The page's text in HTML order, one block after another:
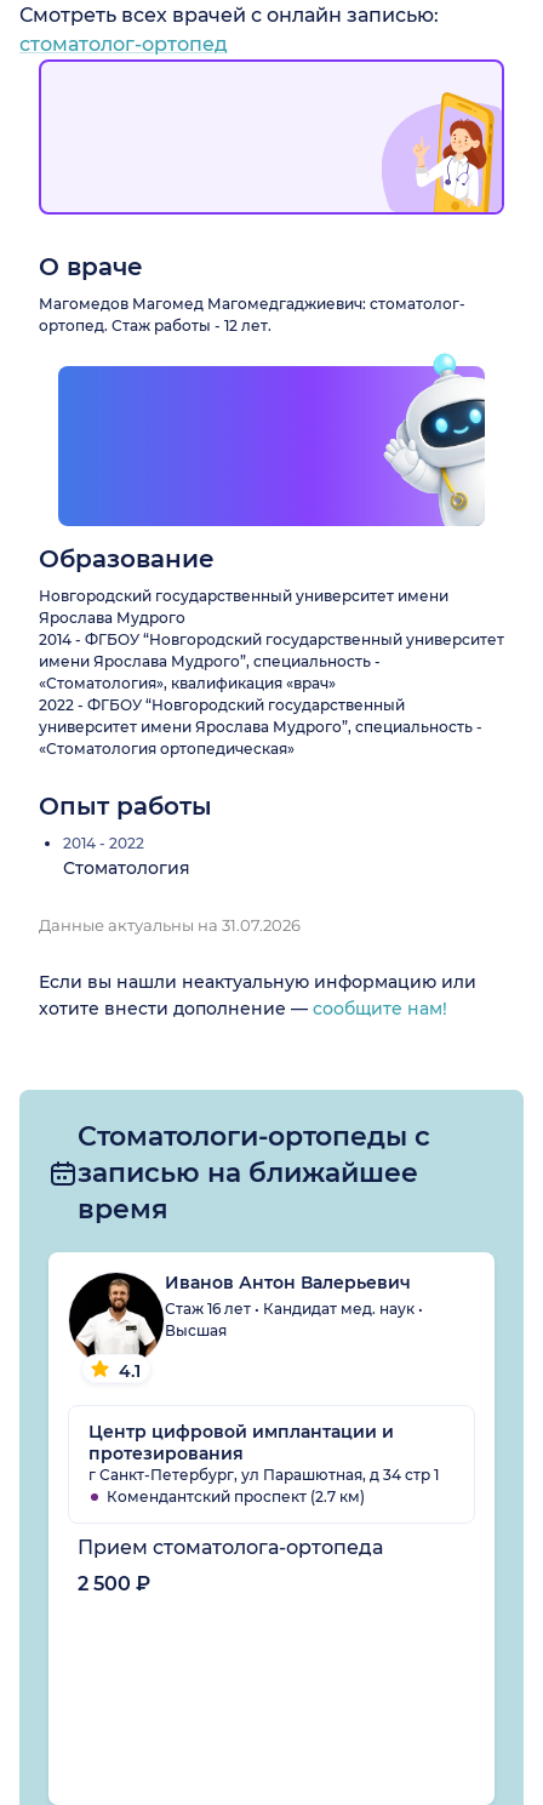
Смотреть всех врачей с онлайн записью:
стоматолог-ортопед
О враче
Магомедов Магомед Магомедгаджиевич: стоматолог-
ортопед. Стаж работы - 12 лет.
Образование
Новгородский государственный университет имени
Ярослава Мудрого
2014 - ФГБОУ “Новгородский государственный университет
имени Ярослава Мудрого”, специальность -
«Стоматология», квалификация «врач»
2022 - ФГБОУ “Новгородский государственный
университет имени Ярослава Мудрого”, специальность -
«Стоматология ортопедическая»
Опыт работы
2014 - 2022
Стоматология
Данные актуальны на 31.07.2026
Если вы нашли неактуальную информацию или
хотите внести дополнение — сообщите нам!
Стоматологи-ортопеды с
записью на ближайшее
время
4.1
Иванов Антон Валерьевич
Стаж 16 лет • Кандидат мед. наук •
Высшая
Центр цифровой имплантации и
протезирования
г Санкт-Петербург, ул Парашютная, д 34 стр 1
Комендантский проспект (2.7 км)
Прием стоматолога-ортопеда
2 500 ₽